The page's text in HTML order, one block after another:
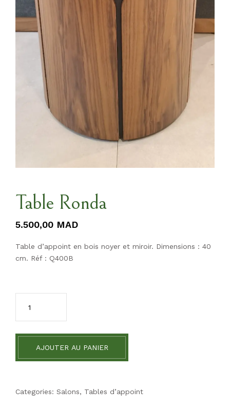
Table Ronda
5.500,00 MAD
Table d’appoint en bois noyer et miroir. Dimensions : 40
cm. Réf : Q400B
AJOUTER AU PANIER
Categories: Salons, Tables d’appoint